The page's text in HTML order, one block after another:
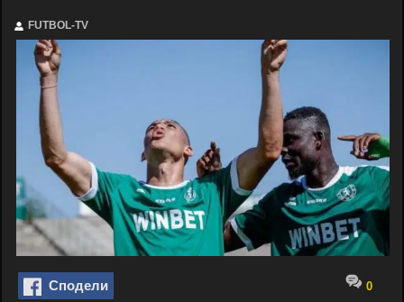
FUTBOL-TV
Сподели 0